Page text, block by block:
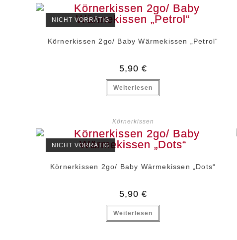
NICHT VORRÄTIG
Körnerkissen 2go/ Baby Wärmekissen „Petrol“
5,90 €
Weiterlesen
Körnerkissen
NICHT VORRÄTIG
Körnerkissen 2go/ Baby Wärmekissen „Dots“
5,90 €
Weiterlesen